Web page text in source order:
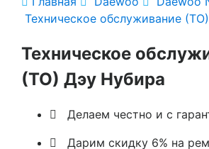
Техническое обслуживание
Техническое
(ТО) Дэу Нубира
 Делаем честно и с
 Дарим скидку 6% на